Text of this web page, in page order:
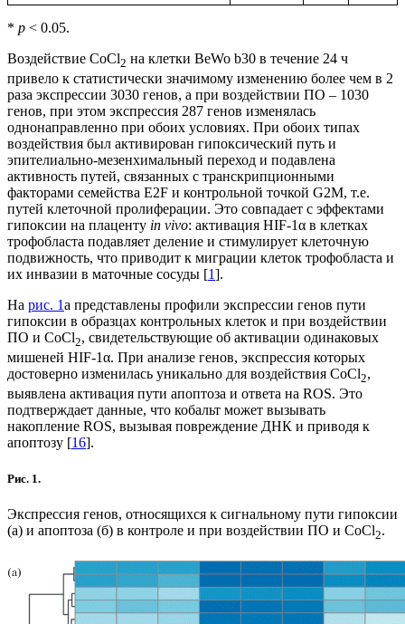
* p < 0.05.
Воздействие CoCl2 на клетки BeWo b30 в течение 24 ч
привело к статистически значимому изменению более чем в 2
раза экспрессии 3030 генов, а при воздействии ПО – 1030
генов, при этом экспрессия 287 генов изменялась
однонаправленно при обоих условиях. При обоих типах
воздействия был активирован гипоксический путь и
эпителиально-мезенхимальный переход и подавлена
активность путей, связанных с транскрипционными
факторами семейства E2F и контрольной точкой G2M, т.е.
путей клеточной пролиферации. Это совпадает с эффектами
гипоксии на плаценту in vivo: активация HIF-1α в клетках
трофобласта подавляет деление и стимулирует клеточную
подвижность, что приводит к миграции клеток трофобласта и
их инвазии в маточные сосуды [1].
На рис. 1а представлены профили экспрессии генов пути
гипоксии в образцах контрольных клеток и при воздействии
ПО и CoCl2, свидетельствующие об активации одинаковых
мишеней HIF-1α. При анализе генов, экспрессия которых
достоверно изменилась уникально для воздействия CoCl2,
выявлена активация пути апоптоза и ответа на ROS. Это
подтверждает данные, что кобальт может вызывать
накопление ROS, вызывая повреждение ДНК и приводя к
апоптозу [16].
Рис. 1.
Экспрессия генов, относящихся к сигнальному пути гипоксии
(а) и апоптоза (б) в контроле и при воздействии ПО и CoCl2.